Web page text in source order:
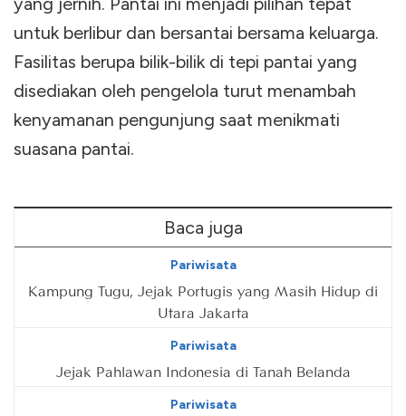
untuk berlibur dan bersantai bersama keluarga.
Fasilitas berupa bilik-bilik di tepi pantai yang
disediakan oleh pengelola turut menambah
kenyamanan pengunjung saat menikmati
suasana pantai.
Baca juga
Pariwisata
Kampung Tugu, Jejak Portugis yang Masih Hidup di
Utara Jakarta
Pariwisata
Jejak Pahlawan Indonesia di Tanah Belanda
Pariwisata